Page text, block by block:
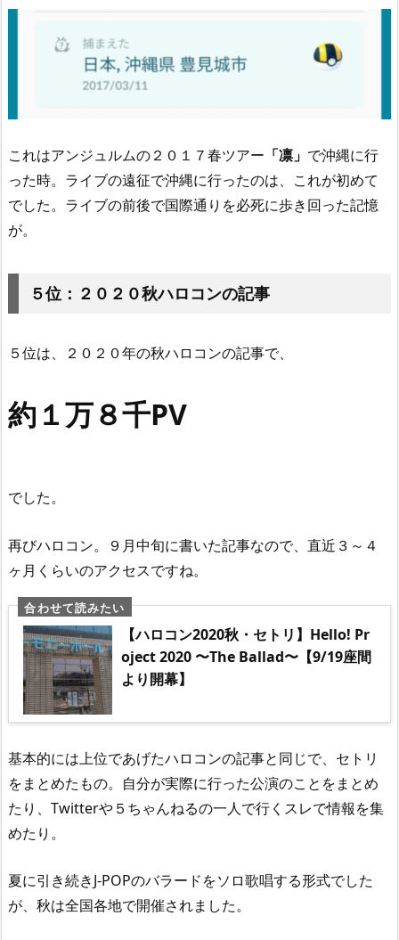
これはアンジュルムの２０１７春ツアー 「凛」 で沖縄に行
った時。ライブの遠征で沖縄に行ったのは、これが初めて
でした。ライブの前後で国際通りを必死に歩き回った記憶
が。
５位：２０２０秋ハロコンの記事
５位は、２０２０年の秋ハロコンの記事で、
約１万８千PV
でした。
再びハロコン。９月中旬に書いた記事なので、直近３～４
ヶ月くらいのアクセスですね。
【ハロコン2020秋・セトリ】Hello! Pr
oject 2020 〜The Ballad〜【9/19座間
より開幕】
基本的には上位であげたハロコンの記事と同じで、セトリ
をまとめたもの。自分が実際に行った公演のことをまとめ
たり、Twitterや５ちゃんねるの一人で行くスレで情報を集
めたり。
夏に引き続きJ-POPのバラードをソロ歌唱する形式でした
が、秋は全国各地で開催されました。